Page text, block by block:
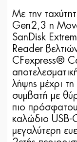
Με την
Gen2,3 η
SanDisk
Reader
CFexpress®
λήψης μέχρι
συμβατή με
πιο
καλώδιο
μεγαλύτερη